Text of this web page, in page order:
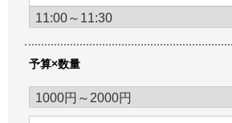
予算×数量